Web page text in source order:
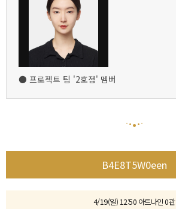
● 프로젝트 팀 '2호점' 멤버
B4E8T5W0een
4/19(일) 12:50 아트나인 0관